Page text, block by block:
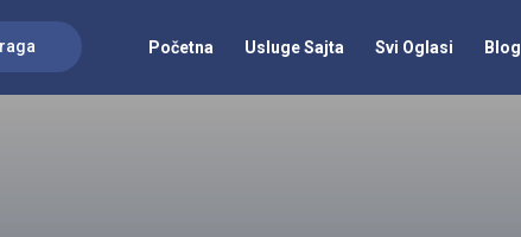
Početna Usluge Sajta Svi Oglasi Blog